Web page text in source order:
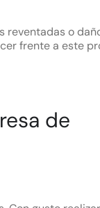
o
frente a este
de